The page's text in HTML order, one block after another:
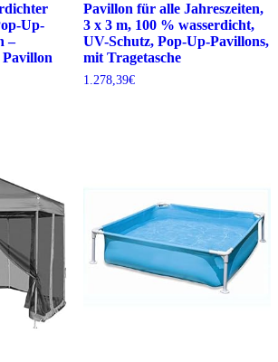
Up-
–
Pavillon für alle Jahreszeiten,
3 x 3 m, 100 % wasserdicht,
UV-Schutz, Pop-Up-Pavillons,
mit Tragetasche
1.278,39€